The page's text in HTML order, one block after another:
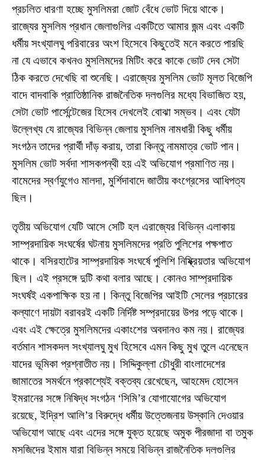
প্রচলিত ধারণা হচ্ছে মুসলিমরা জোট বেঁধে ভোট দিয়ে থাকে।
রাজ্যের মুসলিম প্রধান জেলাগুলির একটিতে আমার জন্ম এবং একটি
ধর্মীয় সংখ্যালঘু পরিবারের অংশ হিসেবে কিছুতেই মনে করতে পারছি
না যে এভাবে কখনও মুসলিমদের মিটিং করে কাকে ভোট দেব সেটা
ঠিক করতে দেখেছি বা শুনেছি। এরাজ্যের মুসলিম ভোট মূলত বিজেপি
বাদে বাদবাকি প্রাতিষ্ঠানিক রাজনৈতিক দলগুলির মধ্যে বিভাজিত হয়,
সেটা ভোট পার্সেন্টেজের হিসেব দেখলেই বোঝা সম্ভব। এবং যেটা
উল্লেখ্য যে রাজ্যের বিভিন্ন জেলায় মুসলিম নামধারী কিছু ধর্মীয়
সংগঠন তাদের প্রার্থী দাঁড় করায়, তারা কিন্তু নামমাত্র ভোট পান।
মুসলিম ভোট সর্বদা শাসকপন্থী হয় এই অভিযোগ প্রমাণিত নয়।
বামেদের স্বর্ণযুগেও মালদা, মুর্শিদাবাদে জাতীয় কংগ্রেসের আধিপত্য
ছিল।
তৃতীয় অভিযোগ যেটি আসে সেটি হল এরাজ্যের বিভিন্ন এলাকায়
সাম্প্রদায়িক সংঘর্ষের ঘটনায় মুসলিমদের প্রতি পুলিশের পক্ষপাত
থাকে। বসিরহাটের সাম্প্রদায়িক সংঘর্ষে পুলিশি নিষ্ক্রিয়তার অভিযোগ
ছিল। এই প্রসঙ্গে দুটি কথা বলার আছে। কোনও সাম্প্রদায়িক
সংঘর্ষই একপাক্ষিক হয় না। কিন্তু বিজেপির আইটি সেলের প্রচারের
কল্যাণে দায়টা বরাবরই একটি নির্দিষ্ট সম্প্রদায়ের উপর পড়ে থাকে।
এবং এই ক্ষেত্রে মুসলিমদের একাংশের অবদানও কম নয়। রাজ্যের
বর্তমান শাসকদল সংখ্যালঘু মুখ হিসেবে এমন কিছু মুখ তুলে এনেছেন
যাদের ভূমিকা প্রশ্নাতীত নয়। সিদ্দিকুল্লা চৌধুরী বাংলাদেশের
জামাতের সমর্থনে প্রকাশ্যেই বক্তব্য রেখেছেন, আহমেদ হোসেন
ইমরানের সঙ্গে নিষিদ্ধ সংগঠন ‘সিমি’র যোগাযোগের অভিযোগ
রয়েছে, ইদ্রিশ আলি’র বিরুদ্ধে ধর্মীয় উত্তেজনায় উস্কানি দেওয়ার
অভিযোগ আছে এবং এদের সঙ্গে যুক্ত হয়েছে অমুক পীরজাদা বা তমুক
মসজিদের ইমাম যারা বিভিন্ন সময়ে বিভিন্ন রাজনৈতিক দলগুলির